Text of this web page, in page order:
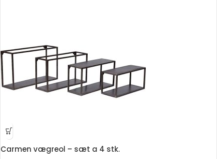
Carmen vægreol – sæt a 4 stk.